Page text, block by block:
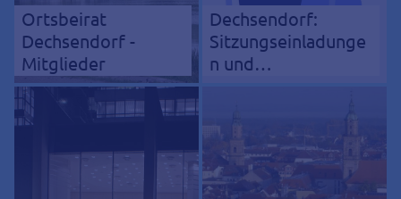
Ortsbeirat
Dechsendorf -
Mitglieder
Dechsendorf:
Sitzungseinladunge
n und